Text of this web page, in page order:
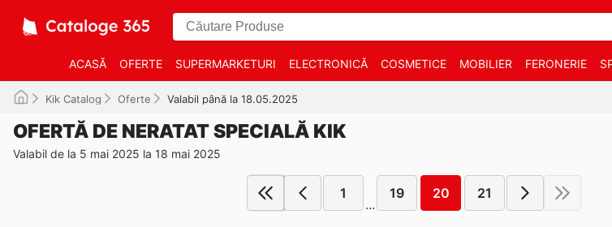
ACASĂ OFERTE SUPERMARKETURI ELECTRONICĂ COSMETICE MOBILIER FERONERIE
Kik Catalog Oferte Valabil până la 18.05.2025
OFERTĂ DE NERATAT SPECIALĂ KIK
Valabil de la 5 mai 2025 la 18 mai 2025
1
...
19 20 21